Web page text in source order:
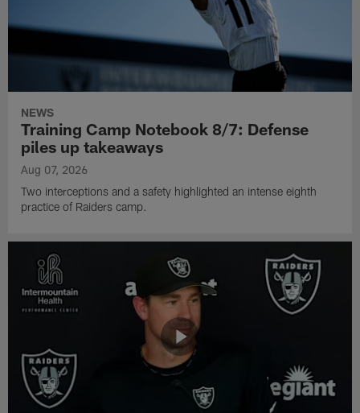
NEWS
Training Camp Notebook 8/7: Defense
piles up takeaways
Aug 07, 2026
Two interceptions and a safety highlighted an intense eighth
practice of Raiders camp.